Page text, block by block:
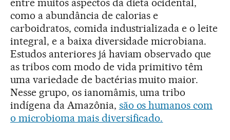
como a abundância de calorias e
carboidratos, comida industrializada e o leite
integral, e a baixa diversidade microbiana.
Estudos anteriores já haviam observado que
as tribos com modo de vida primitivo têm
uma variedade de bactérias muito maior.
Nesse grupo, os ianomâmis, uma tribo
indígena da Amazônia, são os humanos com
o microbioma mais diversificado.